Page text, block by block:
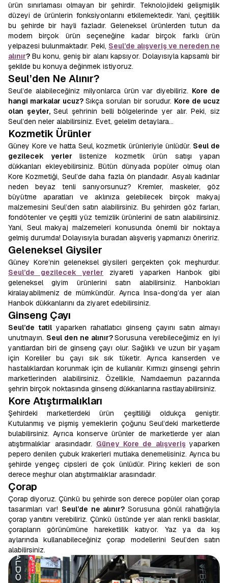
ürün sınırlaması olmayan bir şehirdir. Teknolojideki gelişmişlik
düzeyi de ürünlerin fonksiyonlarını etkilemektedir. Yani, çeşitlilik
bu şehirde bir hayli fazladır. Geleneksel ürünlerden tutun da
modern birçok ürün seçeneğine kadar birçok farklı ürün
yelpazesi bulunmaktadır. Peki, Seul’de alışveriş ve nereden ne
alınır? Bu konu, geniş bir alanı kapsıyor. Dolayısıyla kapsamlı bir
şekilde bu konuya değinmek istiyoruz.
Seul’den Ne Alınır?
Seul’de alabileceğiniz milyonlarca ürün var diyebiliriz. Kore de
hangi markalar ucuz?Sıkça sorulan bir sorudur. Kore de ucuz
olan şeyler,Seul şehrinin belli bölgelerinde yer alır. Peki, siz
Seul’den neler alabilirsiniz. Evet, gelelim detaylara…
Kozmetik Ürünler
Güney Kore ve hatta Seul, kozmetik ürünleriyle ünlüdür. Seul de
gezilecek yerlerlistenize kozmetik ürün satışı yapan
dükkanları ekleyebilirsiniz. Bütün dünyada popüler olmuş olan
Kore Kozmetiği, Seul’de daha fazla ön plandadır. Asyalı kadınlar
neden beyaz tenli sanıyorsunuz? Kremler, maskeler, göz
büyütme aparatları ve aklınıza gelebilecek birçok makyaj
malzemesini Seul’den satın alabilirsiniz. Bu şehirden göz farları,
fondötenler ve çeşitli yüz temizlik ürünlerini de satın alabilirsiniz.
Yani, Seul makyaj malzemeleri konusunda önemli bir noktaya
gelmiş durumda! Dolayısıyla buradan alışveriş yapmanızı öneririz.
Geleneksel Giysiler
Güney Kore’nin geleneksel giysileri gerçekten çok meşhurdur.
Seul’de gezilecek yerler
ziyareti yaparken Hanbok gibi
geleneksel giyim ürünlerini satın alabilirsiniz. Hanbokları
kiralayabilmeniz de mümkündür. Ayrıca Insa-dong’da yer alan
Hanbok dükkanlarını da ziyaret edebilirsiniz.
Ginseng Çayı
Seul’de tatil yaparken rahatlatıcı ginseng çayını satın almayı
unutmayın. Seul den ne alınır?Sorusuna verebileceğimiz en iyi
yanıtlardan biri de ginseng çayı olur. Sağlıklı ve uzun bir yaşam
için Koreliler bu çayı sık sık tüketir. Ayrıca kanserden ve
hastalıklardan korunmak için de kullanılır. Kırmızı ginsengi şehrin
marketlerinden alabilirsiniz. Özellikle, Namdaemun pazarında
şehrin birçok noktasında ginseng dükkanlarına rastlayabilirsiniz.
Kore Atıştırmalıkları
Şehirdeki marketlerdeki ürün çeşitliliği oldukça geniştir.
Kutulanmış ve pişmiş yemeklerin çoğunu Seul’deki marketlerde
bulabilirsiniz. Ayrıca konserve ürünler de marketlerde yer alan
atıştırmalıklar arasındadır. Güney Kore de alışveriş yaparken
pepero denilen çubuk krakerleri mutlaka denemelisiniz. Ayrıca bu
şehirde yengeç cipsleri de çok ünlüdür. Pirinç kekleri de son
derece meşhur olan atıştırmalıklar arasındadır.
Çorap
Çorap diyoruz. Çünkü bu şehirde son derece popüler olan çorap
tasarımları var! Seul’de ne alınır?Sorusuna gönül rahatlığıyla
çorap yanıtını verebiliriz. Çünkü üstünde yer alan renkli baskılar,
çorapların görünümüne hareketlilik katıyor. Yaz ya da kış
aylarında kullanabileceğiniz çorap modellerini Seul’den satın
alabilirsiniz.